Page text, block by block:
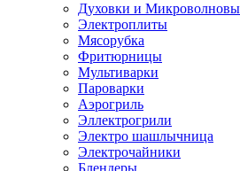
Духовки и
Электроплиты
Мясорубка
Фритюрницы
Мультиварки
Пароварки
Аэрогриль
Эллектрогрили
Электро шашлычница
Электрочайники
Блендеры